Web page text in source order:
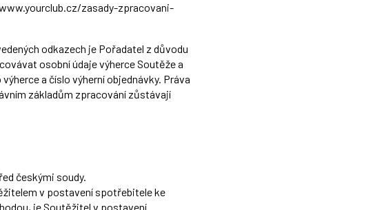
zasady-zpracovani-
odkazech je Pořadatel z důvodu
osobní údaje výherce Soutěže a
a číslo výherní objednávky. Práva
základům zpracování zůstávají
českými soudy.
v postavení spotřebitele ke
je Soutěžitel v postavení